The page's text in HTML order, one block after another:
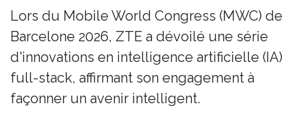
Lors du Mobile World Congress (MWC) de
Barcelone 2026, ZTE a dévoilé une série
d'innovations en intelligence artificielle (IA)
full-stack, affirmant son engagement à
façonner un avenir intelligent.